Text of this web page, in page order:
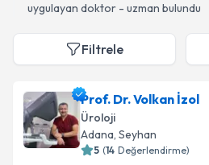
uygulayan doktor - uzman bulundu
Filtrele
Prof. Dr. Volkan İzol
Üroloji
Adana, Seyhan
5 (14 Değerlendirme)